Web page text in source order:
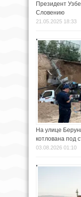
Президент
Словению
21.05.2025 18:33
На улице
котлована под
03.08.2026 01:10